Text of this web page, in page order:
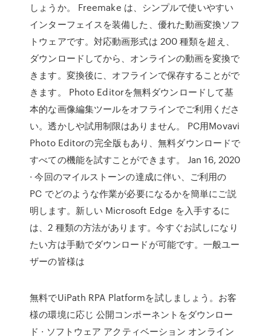
しょうか。 Freemake は、シンプルで使いやすい
インターフェイスを装備した、優れた動画変換ソフ
トウェアです。対応動画形式は 200 種類を超え、
ダウンロードしてから、オンラインの動画を変換で
きます。変換後に、オフラインで保存することがで
きます。 Photo Editorを無料ダウンロードして基
本的な画像編集ツールをオフラインでご利用くださ
い。透かしや試用制限はありません。 PC用Movavi
Photo Editorの完全版もあり、無料ダウンロードで
すべての機能を試すことができます。 Jan 16, 2020
· 今回のマイルストーンの達成に伴い、ご利用の
PC でどのような作業が必要になるかを簡単にご説
明します。新しい Microsoft Edge を入手するに
は、2 種類の方法があります。今すぐお試しになり
たい方は手動でダウンロードが可能です。一般ユー
ザーの皆様は
無料でUiPath RPA Platformを試しましょう。お客
様の環境に応じ 公開コンポーネントをダウンロー
ド · ソフトウェア アクティベーション オンライン